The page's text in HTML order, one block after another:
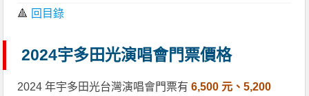
🔺 回目錄
2024宇多田光演唱會門票價格
2024 年宇多田光台灣演唱會門票有6,500 元、5,200